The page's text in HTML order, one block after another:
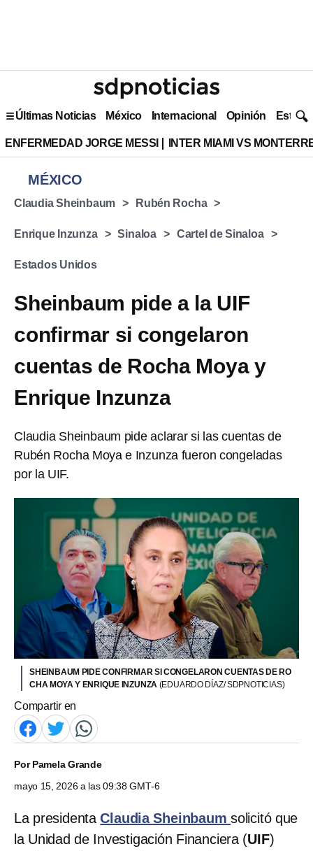
Últimas Noticias México Internacional Opinión Estilo
ENFERMEDAD JORGE MESSI INTER MIAMI VS
MÉXICO
Claudia Sheinbaum Rubén Rocha
Enrique Inzunza Sinaloa Cartel de Sinaloa
Estados Unidos
Sheinbaum pide a la UIF
confirmar si congelaron
cuentas de Rocha Moya y
Enrique Inzunza
Claudia Sheinbaum pide aclarar si las cuentas de
Rubén Rocha Moya e Inzunza fueron congeladas
por la UIF.
SHEINBAUM PIDE CONFIRMAR SI CONGELARON CUENTAS DE RO
CHA MOYA Y ENRIQUE INZUNZA (EDUARDO DÍAZ/ SDPNOTICIAS)
Compartir en
PorPamela Grande
mayo 15, 2026 a las 09:38 GMT-6
La presidentaClaudia Sheinbaumsolicitó que
la Unidad de Investigación Financiera (UIF)